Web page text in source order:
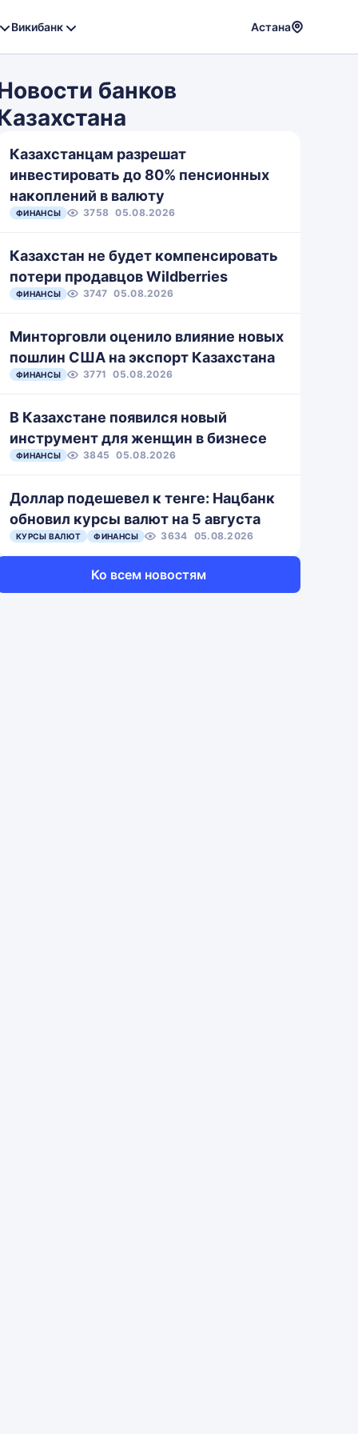
Викибанк Астана
банков
Казахстанцам разрешат
инвестировать до 80% пенсионных
накоплений в валюту
ФИНАНСЫ 3758 05.08.2026
Казахстан не будет компенсировать
потери продавцов Wildberries
ФИНАНСЫ 3747 05.08.2026
Минторговли оценило влияние новых
пошлин США на экспорт Казахстана
ФИНАНСЫ 3771 05.08.2026
В Казахстане появился новый
инструмент для женщин в бизнесе
ФИНАНСЫ 3845 05.08.2026
Доллар подешевел к тенге: Нацбанк
обновил курсы валют на 5 августа
КУРСЫ ВАЛЮТ ФИНАНСЫ 3634 05.08.2026
Ко всем новостям